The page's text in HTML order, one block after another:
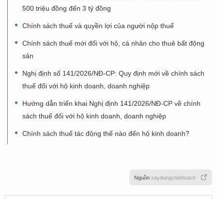
500 triệu đồng đến 3 tỷ đồng
Chính sách thuế và quyền lợi của người nộp thuế
Chính sách thuế mới đối với hộ, cá nhân cho thuê bất động
sản
Nghị định số 141/2026/NĐ-CP: Quy định mới về chính sách
thuế đối với hộ kinh doanh, doanh nghiệp
Hướng dẫn triển khai Nghị định 141/2026/NĐ-CP về chính
sách thuế đối với hộ kinh doanh, doanh nghiệp
Chính sách thuế tác động thế nào đến hộ kinh doanh?
Nguồn xaydungchinhsach